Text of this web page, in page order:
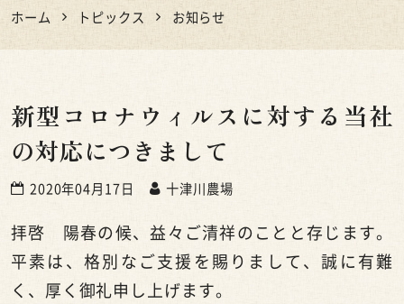
ホーム トピックス お知らせ
新型コロナウィルスに対する当社
の対応につきまして
2020年04月17日 十津川農場
拝啓 陽春の候、益々ご清祥のことと存じます。
平素は、格別なご支援を賜りまして、誠に有難
く、厚く御礼申し上げます。